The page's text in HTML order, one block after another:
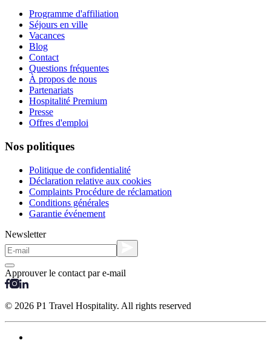
Programme d'affiliation
Séjours en ville
Vacances
Blog
Contact
Questions fréquentes
À propos de nous
Partenariats
Hospitalité Premium
Presse
Offres d'emploi
Nos politiques
Politique de confidentialité
Déclaration relative aux cookies
Complaints Procédure de réclamation
Conditions générales
Garantie événement
Newsletter
Approuver le contact par e-mail
© 2026 P1 Travel Hospitality. All rights reserved